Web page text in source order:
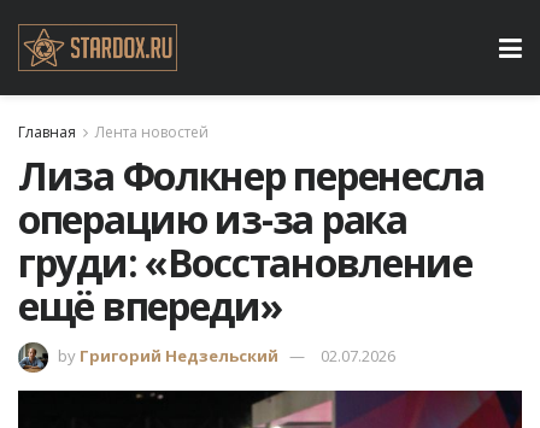
Главная Лента новостей
Лиза Фолкнер перенесла
операцию из-за рака
груди: «Восстановление
ещё впереди»
by Григорий Недзельский 02.07.2026